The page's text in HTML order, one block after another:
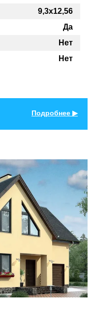
9,3x12,56
Да
Нет
Нет
Подробнее ▶